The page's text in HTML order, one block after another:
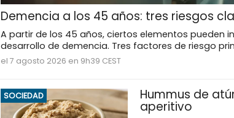
Demencia a los 45 años: tres riesgos
A partir de los 45 años, ciertos elementos pueden
desarrollo de demencia. Tres factores de riesgo
el 7 agosto 2026 en 9h39 CEST
SOCIEDAD Hummus de
aperitivo